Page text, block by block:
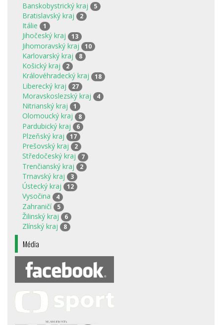
Banskobystrický kraj 5
Bratislavský kraj 2
Itálie 1
Jihočeský kraj 13
Jihomoravský kraj 10
Karlovarský kraj 8
Košický kraj 2
Královéhradecký kraj 18
Liberecký kraj 27
Moravskoslezský kraj 4
Nitrianský kraj 1
Olomoucký kraj 8
Pardubický kraj 6
Plzeňský kraj 17
Prešovský kraj 2
Středočeský kraj 7
Trenčianský kraj 2
Trnavský kraj 3
Ústecký kraj 12
Vysočina 4
Zahraničí 5
Žilinský kraj 6
Zlínský kraj 8
Média